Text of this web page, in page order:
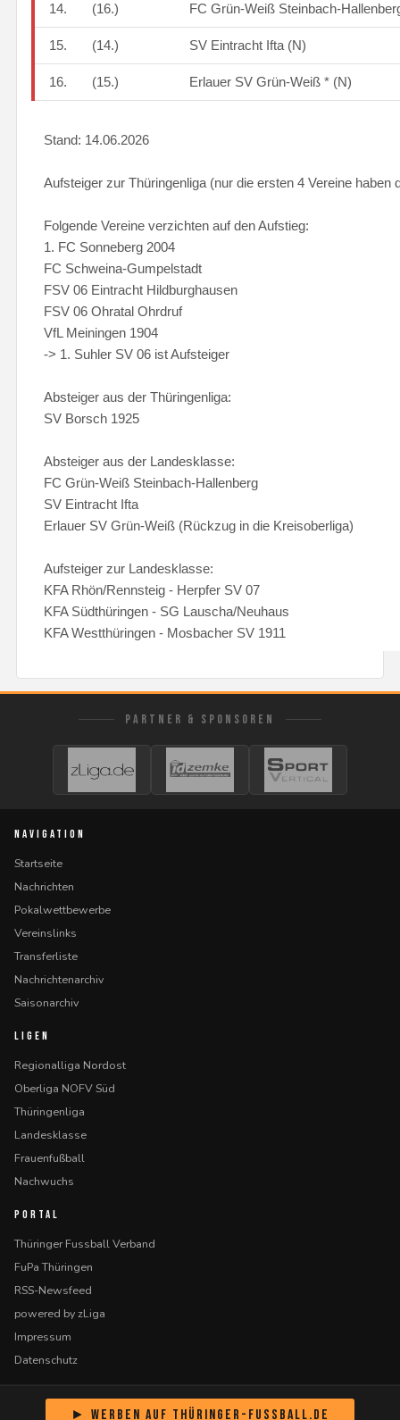
14. (16.) FC Grün-Weiß Steinbach-
15. (14.) SV Eintracht Ifta (N)
16. (15.) Erlauer SV Grün-Weiß * (N)
Stand: 14.06.2026
Aufsteiger zur Thüringenliga (nur die ersten 4 Vereine haben
Folgende Vereine verzichten auf den Aufstieg:
1. FC Sonneberg 2004
FC Schweina-Gumpelstadt
FSV 06 Eintracht Hildburghausen
FSV 06 Ohratal Ohrdruf
VfL Meiningen 1904
-> 1. Suhler SV 06 ist Aufsteiger
Absteiger aus der Thüringenliga:
SV Borsch 1925
Absteiger aus der Landesklasse:
FC Grün-Weiß Steinbach-Hallenberg
SV Eintracht Ifta
Erlauer SV Grün-Weiß (Rückzug in die Kreisoberliga)
Aufsteiger zur Landesklasse:
KFA Rhön/Rennsteig - Herpfer SV 07
KFA Südthüringen - SG Lauscha/Neuhaus
KFA Westthüringen - Mosbacher SV 1911
PARTNER & SPONSOREN
NAVIGATION
Startseite
Nachrichten
Pokalwettbewerbe
Vereinslinks
Transferliste
Nachrichtenarchiv
Saisonarchiv
LIGEN
Regionalliga Nordost
Oberliga NOFV Süd
Thüringenliga
Landesklasse
Frauenfußball
Nachwuchs
PORTAL
Thüringer Fussball Verband
FuPa Thüringen
RSS-Newsfeed
powered by zLiga
Impressum
Datenschutz
► Werben auf Thüringer-Fussball.de